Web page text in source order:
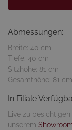
Abmessungen:
Breite: 40 cm
Tiefe: 40 cm
Sitzhöhe: 81 cm
Gesamthöhe: 81 cm
In Filiale
Live zu besichtigen
unserem